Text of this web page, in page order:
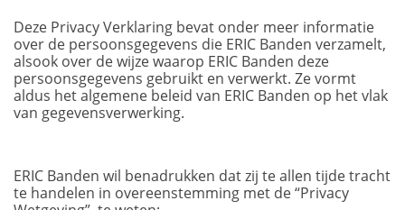
Deze Privacy Verklaring bevat onder meer informatie
over de persoonsgegevens die ERIC Banden verzamelt,
alsook over de wijze waarop ERIC Banden deze
persoonsgegevens gebruikt en verwerkt. Ze vormt
aldus het algemene beleid van ERIC Banden op het vlak
van gegevensverwerking.
ERIC Banden wil benadrukken dat zij te allen tijde tracht
te handelen in overeenstemming met de “Privacy